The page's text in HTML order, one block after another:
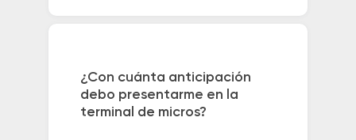
¿Con cuánta anticipación
debo presentarme en la
terminal de micros?